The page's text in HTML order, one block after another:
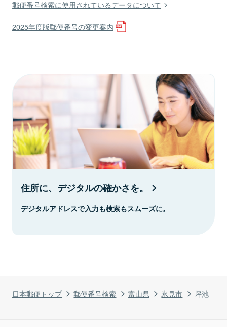
日本郵便トップ 郵便番号検索 富山県 氷見市 坪池
郵便番号検索に使用されているデータについて
2025年度版郵便番号の変更案内
住所に、デジタルの確かさを。
デジタルアドレスで入力も検索もスムーズに。